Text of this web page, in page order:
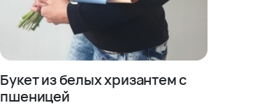
Букет из белых хризантем с
пшеницей